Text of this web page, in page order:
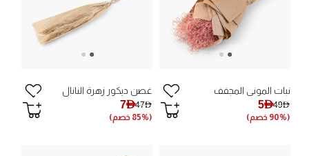
نبات الموني المجفف
5AED49AED
(90% خصم)
غصن ديكور زهرة النانال
7AED47AED
(85% خصم)